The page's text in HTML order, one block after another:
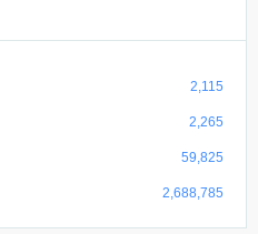
2,115
2,265
59,825
2,688,785